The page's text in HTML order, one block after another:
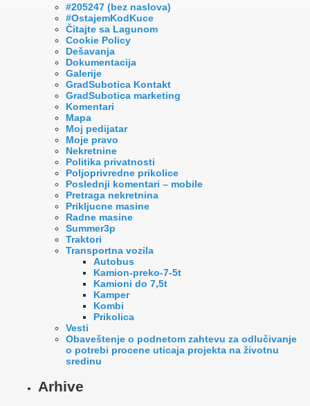
#205247 (bez naslova)
#OstajemKodKuce
Čitajte sa Lagunom
Cookie Policy
Dešavanja
Dokumentacija
Galerije
GradSubotica Kontakt
GradSubotica marketing
Komentari
Mapa
Moj pedijatar
Moje pravo
Nekretnine
Politika privatnosti
Poljoprivredne prikolice
Poslednji komentari – mobile
Pretraga nekretnina
Prikljucne masine
Radne masine
Summer3p
Traktori
Transportna vozila
Autobus
Kamion-preko-7-5t
Kamioni do 7,5t
Kamper
Kombi
Prikolica
Vesti
Оbaveštenje o podnetom zahtevu za odlučivanje
o potrebi procene uticaja projekta na životnu
sredinu
Arhive